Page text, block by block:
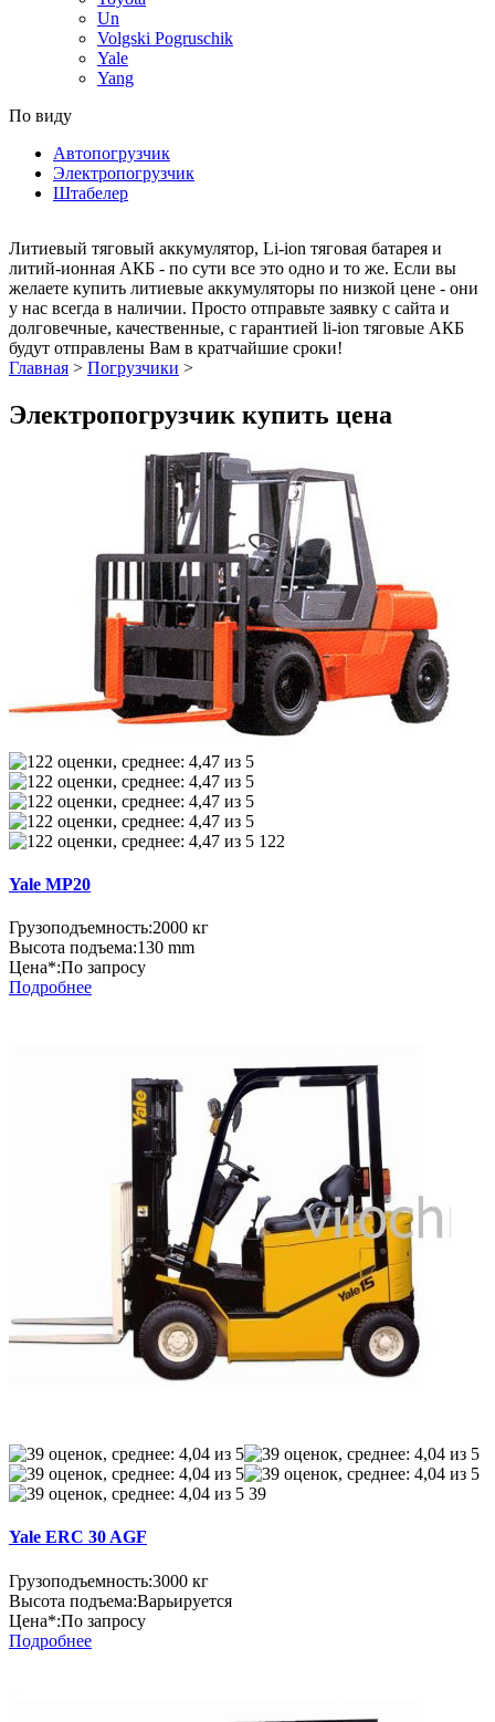
Un
Volgski Pogruschik
Yale
Yang
По виду
Автопогрузчик
Электропогрузчик
Штабелер
Литиевый тяговый аккумулятор, Li-ion тяговая батарея и
литий-ионная АКБ - по сути все это одно и то же. Если вы
желаете купить литиевые аккумуляторы по низкой цене - они
у нас всегда в наличии. Просто отправьте заявку с сайта и
долговечные, качественные, с гарантией li-ion тяговые АКБ
будут отправлены Вам в кратчайшие сроки!
Главная > Погрузчики >
Электропогрузчик купить цена
122
Yale MP20
Грузоподъемность:2000 кг
Высота подъема:130 mm
Цена*:По запросу
Подробнее
39
Yale ERC 30 AGF
Грузоподъемность:3000 кг
Высота подъема:Варьируется
Цена*:По запросу
Подробнее